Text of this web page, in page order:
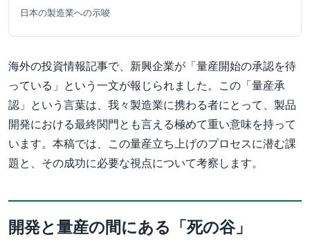
日本の製造業への示唆
海外の投資情報記事で、新興企業が「量産開始の承認を待
っている」という一文が報じられました。この「量産承
認」という言葉は、我々製造業に携わる者にとって、製品
開発における最終関門とも言える極めて重い意味を持って
います。本稿では、この量産立ち上げのプロセスに潜む課
題と、その成功に必要な視点について考察します。
開発と量産の間にある「死の谷」